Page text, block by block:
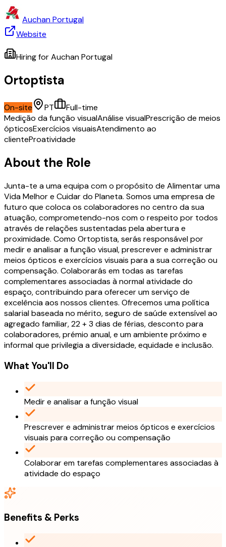
Auchan Portugal
Website
Hiring forAuchan Portugal
Ortoptista
On-site PT
Full-time
Medição da função visualAnálise visualPrescrição de meios
ópticosExercícios visuaisAtendimento ao
clienteProatividade
About the Role
Junta-te a uma equipa com o propósito de Alimentar uma
Vida Melhor e Cuidar do Planeta. Somos uma empresa de
futuro que coloca os colaboradores no centro da sua
atuação, comprometendo-nos com o respeito por todos
através de relações sustentadas pela abertura e
proximidade. Como Ortoptista, serás responsável por
medir e analisar a função visual, prescrever e administrar
meios ópticos e exercícios visuais para a sua correção ou
compensação. Colaborarás em todas as tarefas
complementares associadas à normal atividade do
espaço, contribuindo para oferecer um serviço de
excelência aos nossos clientes. Ofrecemos uma política
salarial baseada no mérito, seguro de saúde extensível ao
agregado familiar, 22 + 3 dias de férias, desconto para
colaboradores, prémio anual, e um ambiente próximo e
informal que privilegia a diversidade, equidade e inclusão.
What You'll Do
Medir e analisar a função visual
Prescrever e administrar meios ópticos e exercícios
visuais para correção ou compensação
Colaborar em tarefas complementares associadas à
atividade do espaço
Benefits & Perks